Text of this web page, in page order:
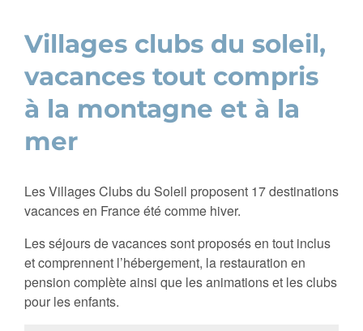
Villages clubs du soleil,
vacances tout compris
à la montagne et à la
mer
Les Villages Clubs du Soleil proposent 17 destinations
vacances en France été comme hiver.
Les séjours de vacances sont proposés en tout inclus
et comprennent l’hébergement, la restauration en
pension complète ainsi que les animations et les clubs
pour les enfants.